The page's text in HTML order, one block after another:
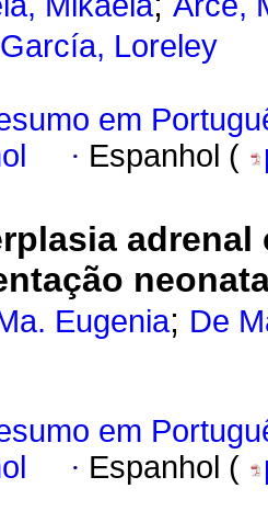
García, Loreley
em
· Espanhol (
Eugenia; De
em
· Espanhol (